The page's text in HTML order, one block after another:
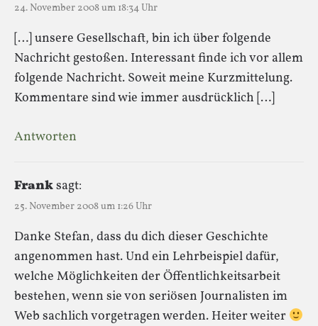
24. November 2008 um 18:34 Uhr
[…] unsere Gesellschaft, bin ich über folgende
Nachricht gestoßen. Interessant finde ich vor allem
folgende Nachricht. Soweit meine Kurzmittelung.
Kommentare sind wie immer ausdrücklich […]
Antworten
Franksagt:
25. November 2008 um 1:26 Uhr
Danke Stefan, dass du dich dieser Geschichte
angenommen hast. Und ein Lehrbeispiel dafür,
welche Möglichkeiten der Öffentlichkeitsarbeit
bestehen, wenn sie von seriösen Journalisten im
Web sachlich vorgetragen werden. Heiter weiter